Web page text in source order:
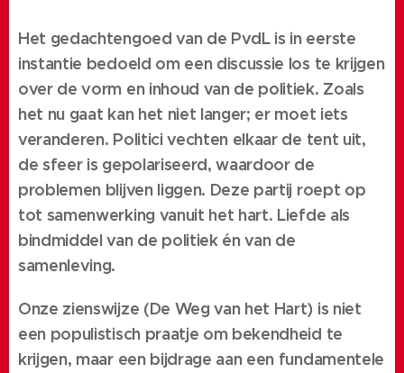
Het gedachtengoed van de PvdL is in eerste
instantie bedoeld om een discussie los te krijgen
over de vorm en inhoud van de politiek. Zoals
het nu gaat kan het niet langer; er moet iets
veranderen. Politici vechten elkaar de tent uit,
de sfeer is gepolariseerd, waardoor de
problemen blijven liggen. Deze partij roept op
tot samenwerking vanuit het hart. Liefde als
bindmiddel van de politiek én van de
samenleving.
Onze zienswijze (De Weg van het Hart) is niet
een populistisch praatje om bekendheid te
krijgen, maar een bijdrage aan een fundamentele